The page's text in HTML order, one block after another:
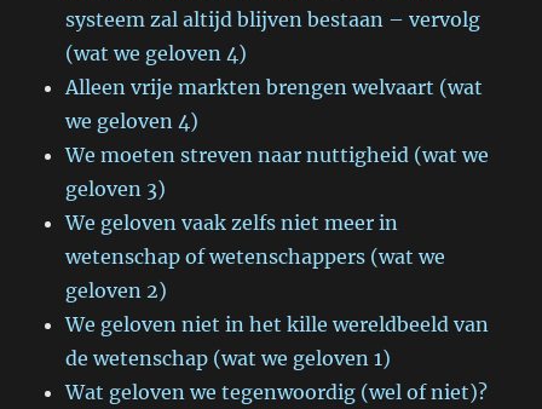
systeem zal altijd blijven bestaan – vervolg
(wat we geloven 4)
Alleen vrije markten brengen welvaart (wat
we geloven 4)
We moeten streven naar nuttigheid (wat we
geloven 3)
We geloven vaak zelfs niet meer in
wetenschap of wetenschappers (wat we
geloven 2)
We geloven niet in het kille wereldbeeld van
de wetenschap (wat we geloven 1)
Wat geloven we tegenwoordig (wel of niet)?